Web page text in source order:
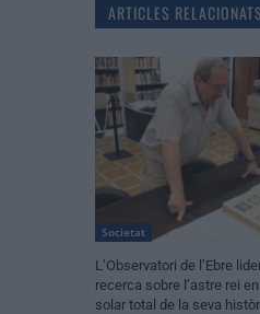
ARTICLES RELACIONATS
Societat
L’Observatori de l’Ebre
recerca sobre l’astre rei
solar total de la seva